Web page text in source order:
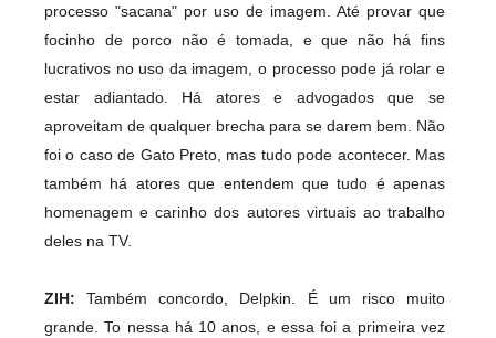
processo "sacana" por uso de imagem. Até provar que
focinho de porco não é tomada, e que não há fins
lucrativos no uso da imagem, o processo pode já rolar e
estar adiantado. Há atores e advogados que se
aproveitam de qualquer brecha para se darem bem. Não
foi o caso de Gato Preto, mas tudo pode acontecer. Mas
também há atores que entendem que tudo é apenas
homenagem e carinho dos autores virtuais ao trabalho
deles na TV.
ZIH: Também concordo, Delpkin. É um risco muito
grande. To nessa há 10 anos, e essa foi a primeira vez